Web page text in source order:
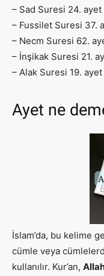
– Sad Suresi 24.
– Fussilet Suresi 37.
– Necm Suresi 62.
– İnşikak Suresi 21.
– Alak Suresi 19.
Ayet ne
İslam’da, bu kelime
cümle veya
kullanılır. Kur’an,